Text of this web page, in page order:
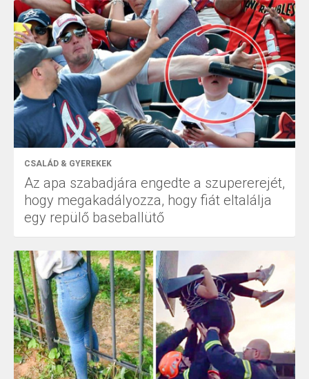
CSALÁD & GYEREKEK
Az apa szabadjára engedte a szupererejét,
hogy megakadályozza, hogy fiát eltalálja
egy repülő baseballütő